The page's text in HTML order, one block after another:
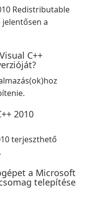
Redistributable
a
C++
2010
terjeszthető
a Microsoft
telepítése